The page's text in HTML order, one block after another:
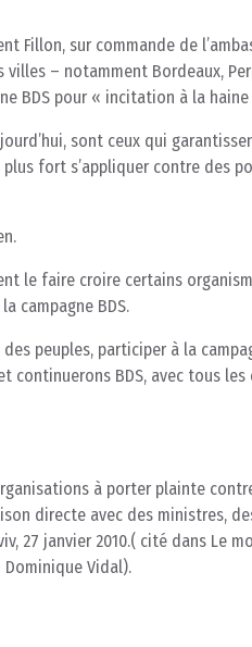
Fillon, sur commande de
– notamment Bordeaux,
BDS pour « incitation à la haine
sont ceux qui
fort s’appliquer contre des
le faire croire certains
campagne BDS.
peuples, participer à la
continuerons BDS, avec tous
à porter plainte
directe avec des ministres,
27 janvier 2010.( cité dans Le
Vidal).